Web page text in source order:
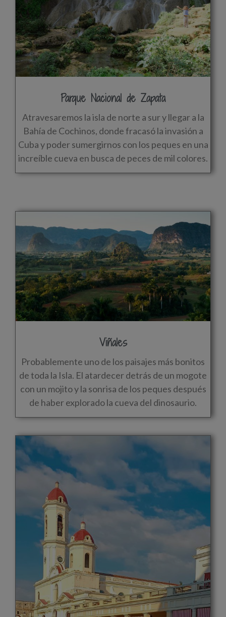
Parque Nacional de Zapata
Atravesaremos la isla de norte a sur y llegar a la
Bahía de Cochinos, donde fracasó la invasión a
Cuba y poder sumergirnos con los peques en una
increíble cueva en busca de peces de mil colores.
Viñales
Probablemente uno de los paisajes más bonitos
de toda la Isla. El atardecer detrás de un mogote
con un mojito y la sonrisa de los peques después
de haber explorado la cueva del dinosaurio.